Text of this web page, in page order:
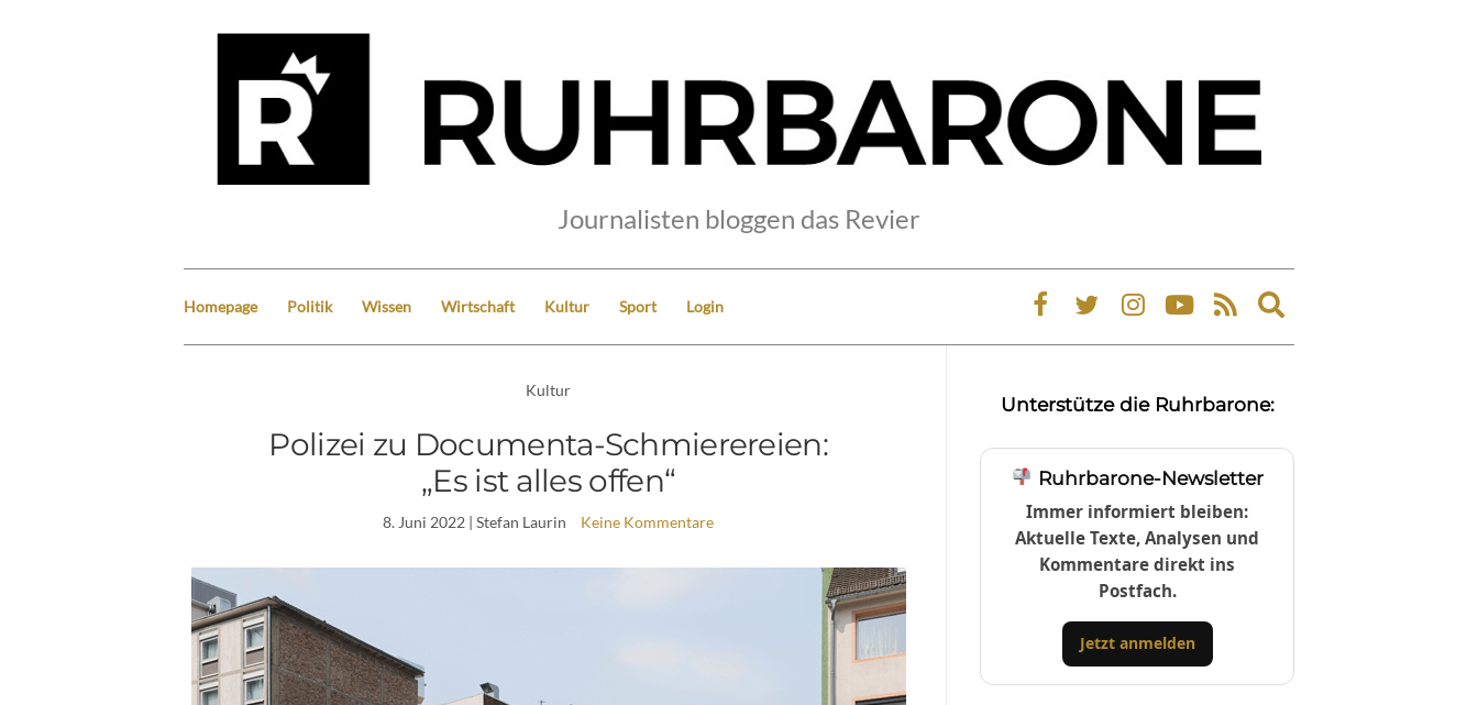
Journalisten bloggen das Revier
Homepage Politik Wissen Wirtschaft Kultur Sport Login
Expand
search
Kultur
Polizei zu Documenta-Schmierereien:
„Es ist alles offen“
8. Juni 2022 | Stefan Laurin Keine Kommentare
Unterstütze die Ruhrbarone:
Ruhrbarone-Newsletter
Immer informiert bleiben:
Aktuelle Texte, Analysen und
Kommentare direkt ins
Postfach.
Jetzt anmelden